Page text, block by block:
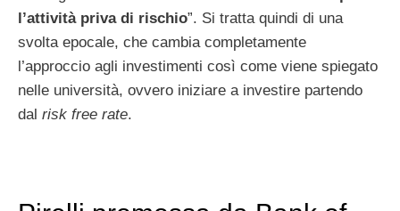
l’attività priva di rischio”. Si tratta quindi di una
svolta epocale, che cambia completamente
l’approccio agli investimenti così come viene spiegato
nelle università, ovvero iniziare a investire partendo
dal risk free rate.